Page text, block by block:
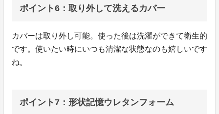
ポイント6：取り外して洗えるカバー
カバーは取り外し可能。使った後は洗濯ができて衛生的
です。使いたい時にいつも清潔な状態なのも嬉しいです
ね。
ポイント7：形状記憶ウレタンフォーム